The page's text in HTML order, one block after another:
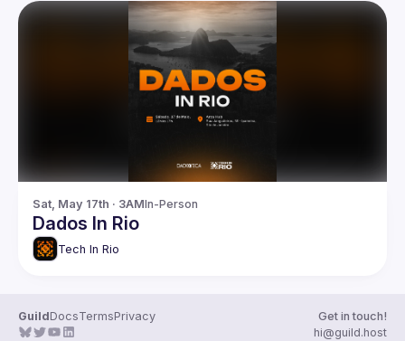
Sat, May 17th · 3AMIn-Person
Dados In Rio
Tech In Rio
GuildDocsTermsPrivacy
Get in touch!
hi@guild.host